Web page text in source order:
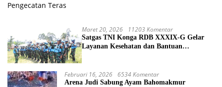
Pengecatan Teras
Maret 20, 2026 11203 Komentar
Satgas TNI Konga RDB XXXIX-G Gelar
Layanan Kesehatan dan Bantuan
Februari 16, 2026 6534 Komentar
Arena Judi Sabung Ayam Bahomakmur